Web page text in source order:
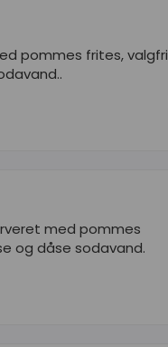
pommes frites, valgfri
med pommes
og dåse sodavand.